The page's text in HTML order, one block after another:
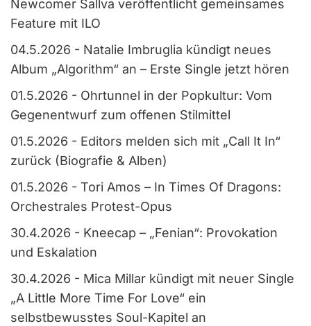
Newcomer Sallva veröffentlicht gemeinsames
Feature mit ILO
04.5.2026 - Natalie Imbruglia kündigt neues
Album „Algorithm“ an – Erste Single jetzt hören
01.5.2026 - Ohrtunnel in der Popkultur: Vom
Gegenentwurf zum offenen Stilmittel
01.5.2026 - Editors melden sich mit „Call It In“
zurück (Biografie & Alben)
01.5.2026 - Tori Amos – In Times Of Dragons:
Orchestrales Protest-Opus
30.4.2026 - Kneecap – „Fenian“: Provokation
und Eskalation
30.4.2026 - Mica Millar kündigt mit neuer Single
„A Little More Time For Love“ ein
selbstbewusstes Soul-Kapitel an